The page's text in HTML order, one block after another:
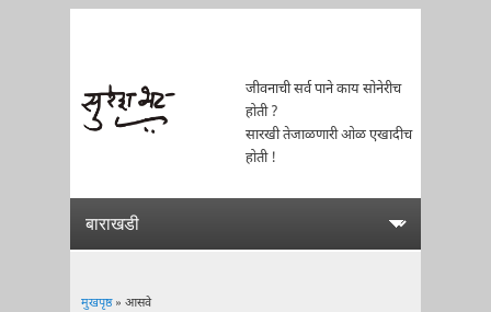
जीवनाची सर्व पाने काय सोनेरीच
होती ?
सारखी तेजाळणारी ओळ एखादीच
होती !
मुखपृष्ठ» आसवे